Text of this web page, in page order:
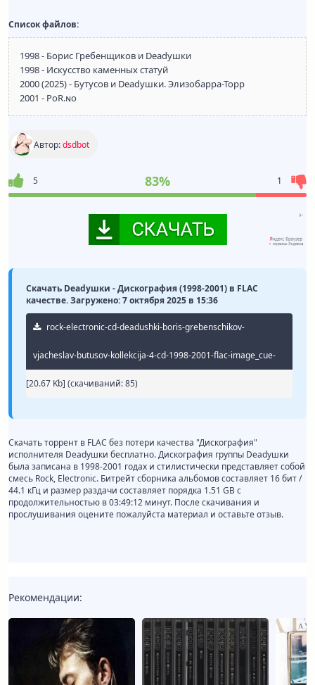
Список файлов:
1998 - Борис Гребенщиков и Deadушки
1998 - Искусство каменных статуй
2000 (2025) - Бутусов и Deadушки. Элизобарра-Торр
2001 - PoR.ɴo
Автор:dsdbot
5 83% 1
Скачать Deadушки - Дискография (1998-2001) в FLAC
качестве. Загружено: 7 октября 2025 в 15:36
rock-electronic-cd-deadushki-boris-grebenschikov-
vjacheslav-butusov-kollekcija-4-cd-1998-2001-flac-image_cue-
lossle.torrent
[20.67 Kb] (cкачиваний: 85)
Скачать торрент в FLAC без потери качества "Дискография"
исполнителя Deadушки бесплатно. Дискография группы Deadушки
была записана в 1998-2001 годах и стилистически представляет собой
смесь Rock, Electronic. Битрейт сборника альбомов составляет 16 бит /
44.1 кГц и размер раздачи составляет порядка 1.51 GB с
продолжительностью в 03:49:12 минут. После скачивания и
прослушивания оцените пожалуйста материал и оставьте отзыв.
Рекомендации: